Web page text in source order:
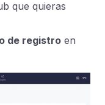
que quieras
de registro en